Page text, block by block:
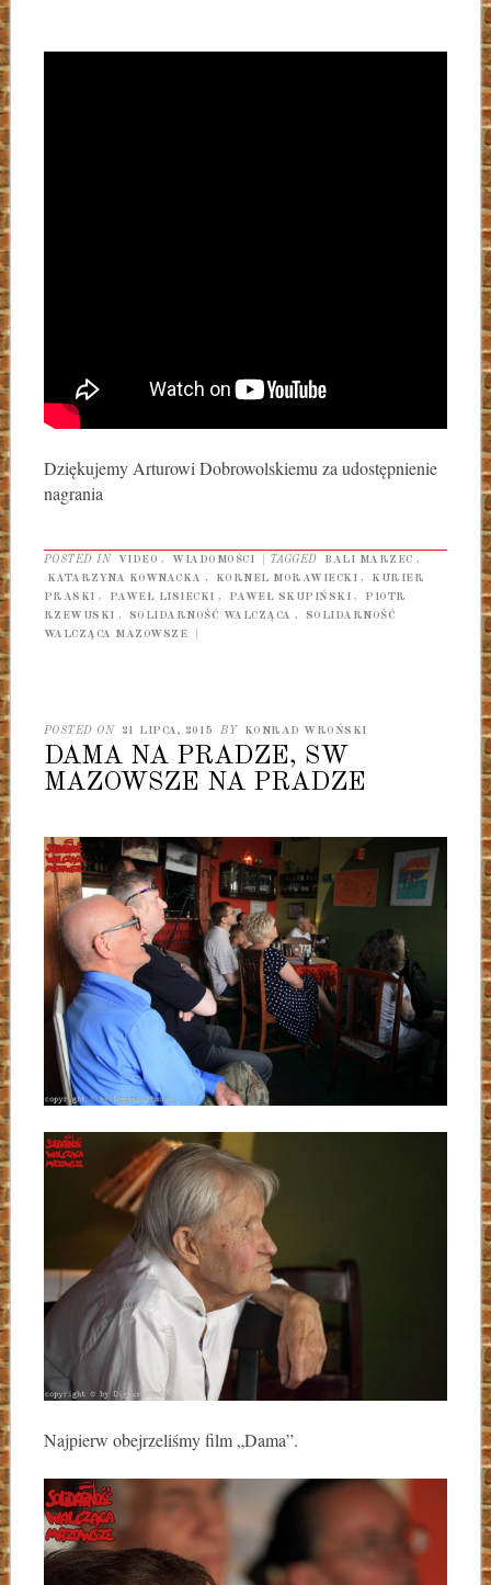
Dziękujemy Arturowi Dobrowolskiemu za udostępnienie
nagrania
POSTED IN VIDEO , WIADOMOŚCI TAGGED BALI MARZEC ,
KATARZYNA KOWNACKA , KORNEL MORAWIECKI ,
KURIER
PRASKI , PAWEŁ LISIECKI , PAWEŁ SKUPIŃSKI ,
PIOTR
RZEWUSKI , SOLIDARNOŚĆ WALCZĄCA ,
SOLIDARNOŚĆ
WALCZĄCA MAZOWSZE
POSTED ON 21 LIPCA, 2015 BY KONRAD WROŃSKI
DAMA NA PRADZE, SW
MAZOWSZE NA PRADZE
Najpierw obejrzeliśmy film „Dama”.